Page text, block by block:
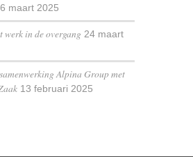
maart 2025
werk in de overgang 24 maart
Alpina Group met
13 februari 2025